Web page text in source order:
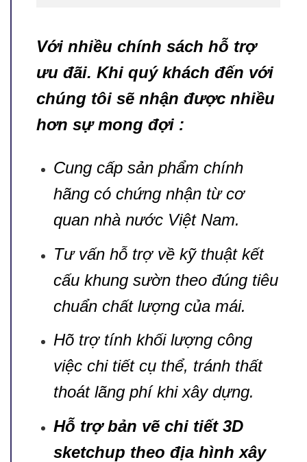
Với nhiều chính sách hỗ trợ
ưu đãi. Khi quý khách đến với
chúng tôi sẽ nhận được nhiều
hơn sự mong đợi :
Cung cấp sản phẩm chính
hãng có chứng nhận từ cơ
quan nhà nước Việt Nam.
Tư vấn hỗ trợ về kỹ thuật kết
cấu khung sườn theo đúng tiêu
chuẩn chất lượng của mái.
Hõ trợ tính khối lượng công
việc chi tiết cụ thể, tránh thất
thoát lãng phí khi xây dựng.
Hỗ trợ bản vẽ chi tiết 3D
sketchup theo địa hình xây